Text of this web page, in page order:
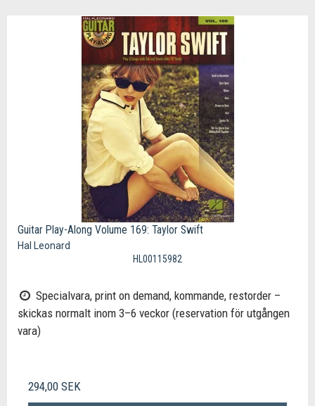
Guitar Play-Along Volume 169: Taylor Swift
Hal Leonard
HL00115982
Specialvara, print on demand, kommande, restorder –
skickas normalt inom 3–6 veckor (reservation för utgången
vara)
294,00 SEK